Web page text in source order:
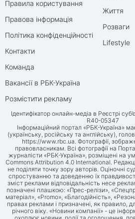
Правила користування
Правова інформація
Політика конфіденційності
Контакти
Команда
Вакансії в РБК-Україна
Розмістити рекламу
Життя
Розваги
Lifestyle
Ідентифікатор онлайн-медіа в Реєстрі
R40-05347
Інформаційний портал «РБК-Україна»
(українську, російську та англійську),
https://www.rbc.ua. Фотографії,
правовласникам. Всі фотографії на
журналісти «РБК-Україна», розміщені на
Commons Attribution 4.0 International.
не поділяти точку зору авторів. Оціночні
спростуванню та доведенню їх
зміст реклами відповідальність несе
позначені плашкою: «Прес-релізи»,
матеріал», «Promo», «Благодійність»,
правах реклами і призначені, як правило,
річного віку. «Новини компанії» - це